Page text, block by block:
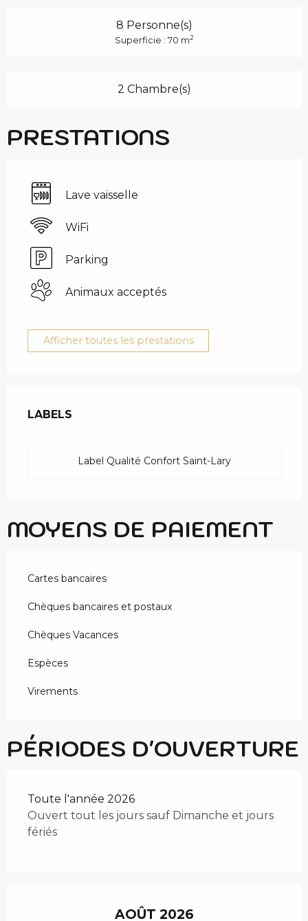
8 Personne(s)
Superficie : 70 m2
2 Chambre(s)
PRESTATIONS
Lave vaisselle
WiFi
Parking
Animaux acceptés
Afficher toutes les prestations
LABELS
LABELS
Label Qualité Confort Saint-Lary
MOYENS DE PAIEMENT
Cartes bancaires
Chèques bancaires et postaux
Chèques Vacances
Espèces
Virements
PÉRIODES D'OUVERTURE
Toute l'année 2026
Ouvert tout les jours sauf Dimanche et jours
fériés
AOÛT 2026